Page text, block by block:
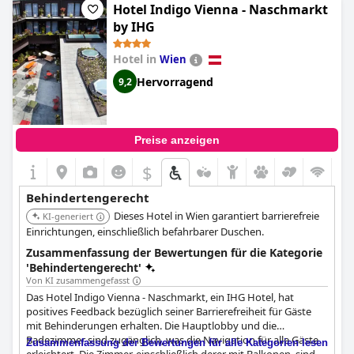
Wien zeichnet sich als behindertenfreundliche Option aus, die
einen stressfreien Aufenthalt mit bequemem Zugang zu den
wichtigsten Stadtteilen und öffentlichen Verkehrsmitteln
gewährleistet.
Hotel Indigo Vienna - Naschmarkt
by IHG
Hotel in Wien
9,2 Hervorragend
Preise anzeigen
$
Behindertengerecht
KI-generiert
Dieses Hotel in Wien garantiert barrierefreie
Einrichtungen, einschließlich befahrbarer Duschen.
Zusammenfassung der Bewertungen für die Kategorie
'Behindertengerecht'
Von KI zusammengefasst
Das Hotel Indigo Vienna - Naschmarkt, ein IHG Hotel, hat
positives Feedback bezüglich seiner Barrierefreiheit für Gäste
mit Behinderungen erhalten. Die Hauptlobby und die
Badezimmer sind zugänglich, was die Navigation für alle Gäste
Zusammenfassung der Bewertungen für alle Kategorien lesen